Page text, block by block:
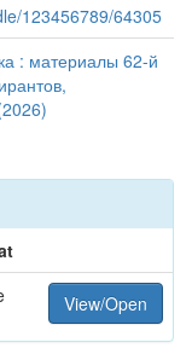
123456789/64305
: материалы 62-й
View/Open